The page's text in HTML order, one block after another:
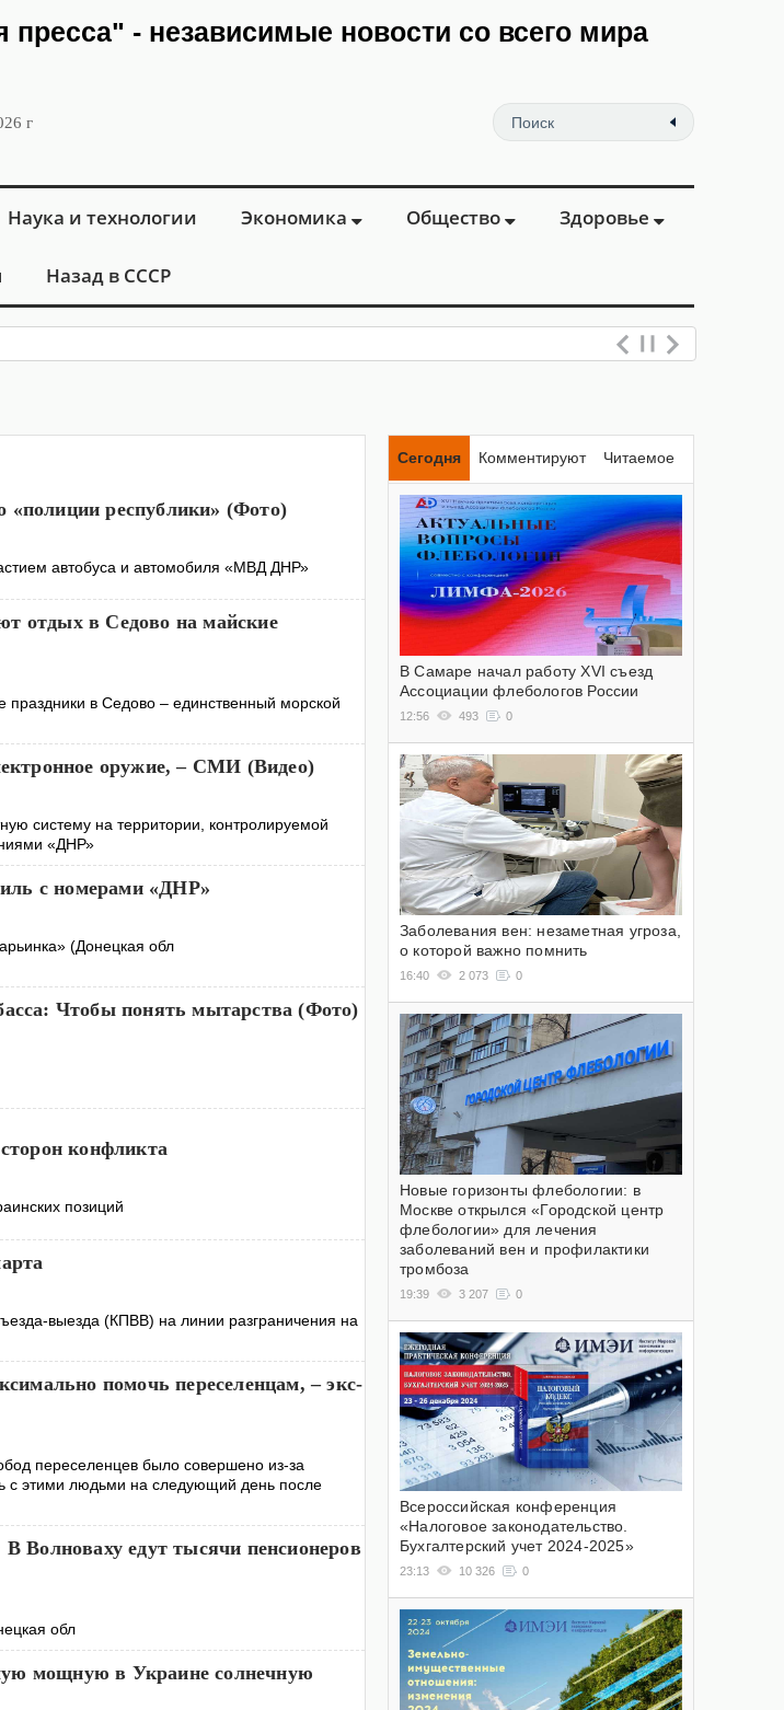
- независимые новости со всего мира
г
Наука и технологии Экономика Общество Здоровье
Назад в СССР
цен
республики» (Фото)
автобуса и автомобиля «МВД ДНР»
отдых в Седово на майские
в Седово – единственный морской
оружие, – СМИ (Видео)
систему на территории, контролируемой
«ДНР»
с номерами «ДНР»
(Донецкая обл
Чтобы понять мытарства (Фото)
конфликта
позиций
выезда (КПВВ) на линии разграничения на
помочь переселенцам, – экс-
переселенцев было совершено ​​из-за
с этими людьми на следующий день после
Волноваху едут тысячи пенсионеров
обл
мощную в Украине солнечную
Сегодня Комментируют Читаемое
В Самаре начал работу XVI съезд
Ассоциации флебологов России
12:56 493 0
Заболевания вен: незаметная угроза,
о которой важно помнить
16:40 2 073 0
Новые горизонты флебологии: в
Москве открылся «Городской центр
флебологии» для лечения
заболеваний вен и профилактики
тромбоза
19:39 3 207 0
Всероссийская конференция
«Налоговое законодательство.
Бухгалтерский учет 2024-2025»
23:13 10 326 0